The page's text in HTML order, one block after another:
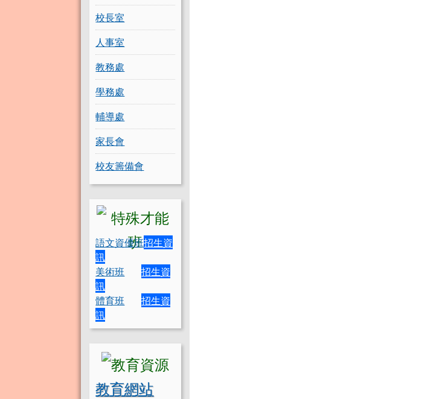
校長室
人事室
教務處
學務處
輔導處
家長會
校友籌備會
語文資優班招生資
訊
美術班
招生資
訊
體育班
招生資
訊
教育網站